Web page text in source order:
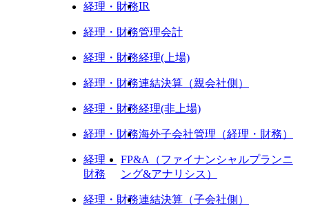
経理・財務IR
経理・財務管理会計
経理・財務経理(上場)
経理・財務連結決算（親会社側）
経理・財務経理(非上場)
経理・財務海外子会社管理（経理・財務）
経理・
財務
FP&A（ファイナンシャルプランニ
ング&アナリシス）
経理・財務連結決算（子会社側）